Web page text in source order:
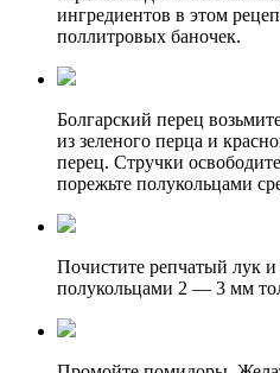
ингредиентов в этом
поллитровых баночек.
Болгарский перец
из зеленого перца и
перец. Стручки
порежьте полукольцами
Почистите репчатый лук и
полукольцами 2 — 3 мм